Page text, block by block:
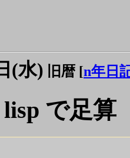
(水) 旧暦 [n年日
で足算